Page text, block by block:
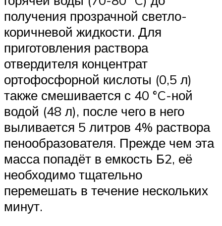
получения прозрачной светло-
коричневой жидкости. Для
приготовления раствора
отвердителя концентрат
ортофосфорной кислоты (0,5 л)
также смешивается с 40 °C-ной
водой (48 л), после чего в него
выливается 5 литров 4% раствора
пенообразователя. Прежде чем эта
масса попадёт в емкость Б2, её
необходимо тщательно
перемешать в течение нескольких
минут.